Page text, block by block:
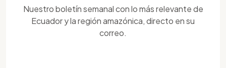
Nuestro boletín semanal con lo más relevante de
Ecuador y la región amazónica, directo en su
correo.